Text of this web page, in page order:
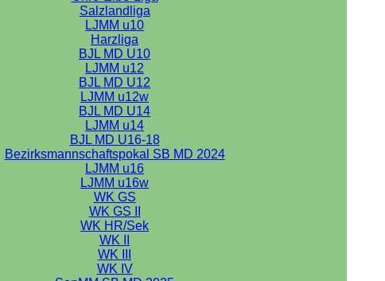
Salzlandliga
LJMM u10
Harzliga
BJL MD U10
LJMM u12
BJL MD U12
LJMM u12w
BJL MD U14
LJMM u14
BJL MD U16-18
Bezirksmannschaftspokal SB MD 2024
LJMM u16
LJMM u16w
WK GS
WK GS II
WK HR/Sek
WK II
WK III
WK IV